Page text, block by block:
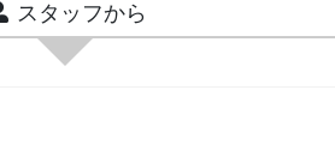
スタッフから